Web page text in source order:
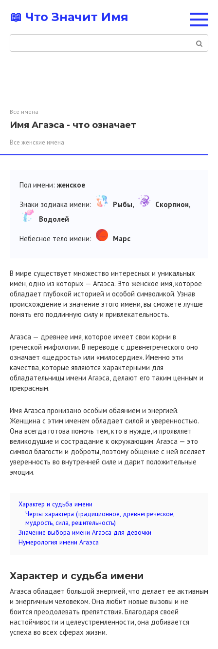
контенту
📖 Что Значит Имя
Поиск:
Все имена
Имя Агаэса - что означает
Все женские имена
Пол имени: женское
Знаки зодиака имени: Рыбы,
Скорпион,
Водолей
Небесное тело имени: Марс
В мире существует множество интересных и уникальных
имён, одно из которых — Агаэса. Это женское имя, которое
обладает глубокой историей и особой символикой. Узнав
происхождение и значение этого имени, вы сможете лучше
понять его подлинную силу и привлекательность.
Агаэса — древнее имя, которое имеет свои корни в
греческой мифологии. В переводе с древнегреческого оно
означает «щедрость» или «милосердие». Именно эти
качества, которые являются характерными для
обладательницы имени Агаэса, делают его таким ценным и
прекрасным.
Имя Агаэса пронизано особым обаянием и энергией.
Женщина с этим именем обладает силой и уверенностью.
Она всегда готова помочь тем, кто в нужде, и проявляет
великодушие и сострадание к окружающим. Агаэса — это
символ благости и доброты, поэтому общение с ней вселяет
уверенность во внутренней силе и дарит положительные
эмоции.
Характер и судьба имени
Черты характера (традиционное, древнегреческое,
мудрость, сила, решительность)
Значение выбора имени Агаэса для девочки
Нумерология имени Агаэса
Характер и судьба имени
Агаэса обладает большой энергией, что делает ее активным
и энергичным человеком. Она любит новые вызовы и не
боится преодолевать препятствия. Благодаря своей
настойчивости и целеустремленности, она добивается
успеха во всех сферах жизни.